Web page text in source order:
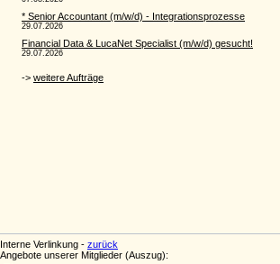
Interne Verlinkung - zurück
Angebote unserer Mitglieder (Auszug):